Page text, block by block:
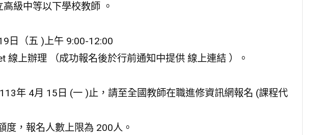
級中等以下學校教師 。
日（五 )上午 9:00-12:00
線上辦理 （成功報名後於行前通知中提供 線上連結 ）。
年 4月 15日 (一 )止，請至全國教師在職進修資訊網報名 (課程代
度，報名人數上限為 200人。